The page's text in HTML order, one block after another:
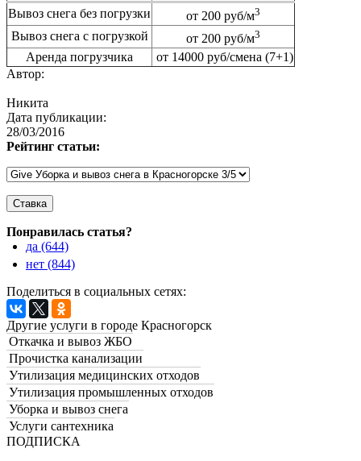
Вывоз снега без погрузки
от 200 руб/м3
Вывоз снега с погрузкой от 200 руб/м3
Аренда погрузчика
от 14000 руб/смена (7+1)
Автор:
Никита
Дата публикации:
28/03/2016
Рейтинг статьи:
Понравилась статья?
да (644)
нет (844)
Поделиться в социальных сетях:
Другие услуги в городе Красногорск
Откачка и вывоз ЖБО
Прочистка канализации
Утилизация медицинских отходов
Утилизация промышленных отходов
Уборка и вывоз снега
Услуги сантехника
ПОДПИСКА